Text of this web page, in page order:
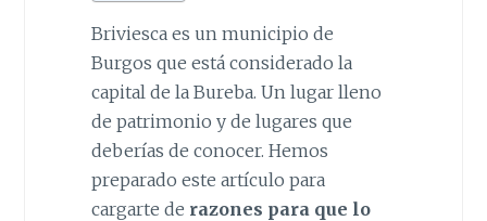
Briviesca es un municipio de
Burgos que está considerado la
capital de la Bureba. Un lugar lleno
de patrimonio y de lugares que
deberías de conocer. Hemos
preparado este artículo para
cargarte de razones para que lo